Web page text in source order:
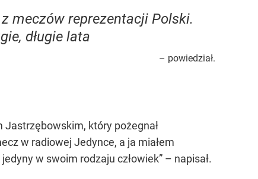
meczów reprezentacji Polski.
długie lata
– powiedział.
Jastrzębowskim, który pożegnał
w radiowej Jedynce, a ja miałem
w swoim rodzaju człowiek” – napisał.